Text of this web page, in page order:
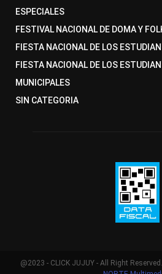
ESPECIALES
FESTIVAL NACIONAL DE DOMA Y
FIESTA NACIONAL DE LOS
FIESTA NACIONAL DE LOS
MUNICIPALES
SIN CATEGORIA
@2023 - CLICK JUJUY - All Right